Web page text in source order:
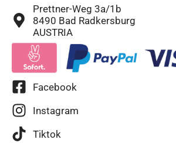
Prettner-Weg 3a/1b
8490 Bad Radkersburg
AUSTRIA
Facebook
Instagram
Tiktok